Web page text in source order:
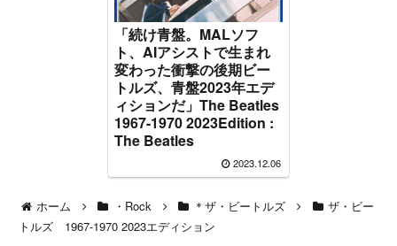
「続け青盤。MALソフ
ト、AIアシストで生まれ
変わった衝撃の後期ビー
トルズ、青盤2023年エデ
ィションだ」The Beatles
1967-1970 2023Edition :
The Beatles
2023.12.06
ホーム ・Rock ＊ザ・ビートルズ
ザ・ビー
トルズ 1967-1970 2023エディション